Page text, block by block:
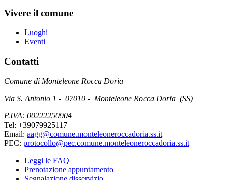
Vivere il comune
Luoghi
Eventi
Contatti
Comune di Monteleone Rocca Doria
Via S. Antonio 1 - 07010 - Monteleone Rocca Doria (SS)
P.IVA: 00222250904
Tel: +39079925117
Email: aagg@comune.monteleoneroccadoria.ss.it
PEC: protocollo@pec.comune.monteleoneroccadoria.ss.it
Leggi le FAQ
Prenotazione appuntamento